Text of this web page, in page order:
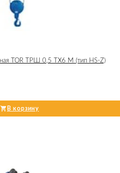
TOR ТРШ 0,5 ТХ6 М (тип HS-Z)
В корзину